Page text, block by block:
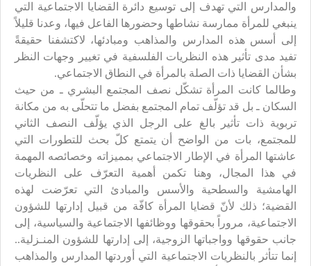
والمدارس التي تهدف إلى توسيع دائرة القضايا الاجتماعية التي
ينبغي للمرأة ممارسة نشاطها وحضورها الفاعل فيها، وعدنا قليلاً
إلى أسس هذه المدارس والمذاهب ومبادئها، لاكتشفنا حقيقةً
تفيد مدى تأثير هذه النظريات الفلسفية في تغيير وجهات النظر
بشأن القضايا ذات الصلة بالمرأة في النطاق الاجتماعي.
وطالما كانت المرأة تشكّل نصف المجتمع البشري ـ من حيث
السكان ـ بل قد تؤلّف تمام المجتمع بفضل ما تتحلّى به من مكانة
تربوية ذات تأثير بالغ على الرجل الذي يؤلّف النصف الثاني
للمجتمع، بات من الواضح أن يتمتع كلّ بحث للتطورات التي
عاشتها المرأة في الإطار الاجتماعي بمميزاته وخصائصه المهمة
في هذا المجال، وهنا تكمن أهمية التعرّف على النظريات
الهامشية والسطحية والأسس والمبادئ التي تعرّضت لهذه
القضية؛ ذلك لأنّ قضايا المرأة كافّة من قبيل إدارتها للشؤون
الاجتماعية، مروراً بحقوقها ووظائفها الاجتماعية والسياسية، إلى
جانب حقوقها وواجباتها الزوجية، إلى إدارتها للشؤون المنـزلية..
إنما تتأثر بالنظريات الاجتماعية التي أوردتها المدارس والمذاهب